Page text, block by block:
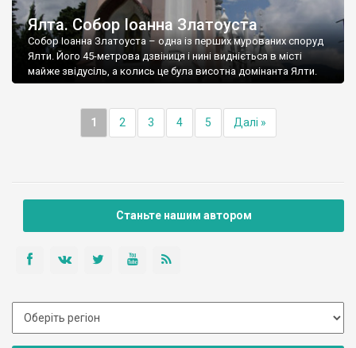
Ялта. Собор Іоанна Златоуста
Собор Іоанна Златоуста – одна із перших мурованих споруд
Ялти. Його 45-метрова дзвіниця і нині видніється в місті
майже звідусіль, а колись це була висотна домінанта Ялти.
1 2 3 4 5 Далі »
Станьте нашим автором